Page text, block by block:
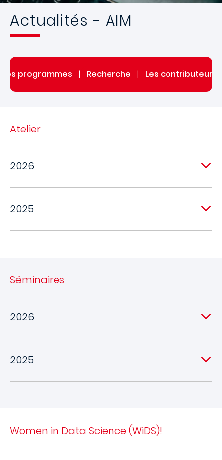
Actualités - AIM
Nos programmes | Recherche | Les contributeurs
Atelier
2026
2025
Séminaires
2026
2025
Women in Data Science (WiDS)!